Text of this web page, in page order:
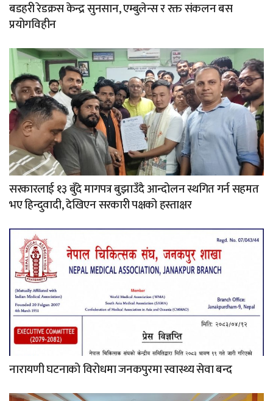
बडहरी रेडक्रस केन्द्र सुनसान, एम्बुलेन्स र रक्त संकलन बस
प्रयोगविहीन
सरकारलाई १३ बुँदे मागपत्र बुझाउँदै आन्दोलन स्थगित गर्न सहमत
भए हिन्दुवादी, देखिएन सरकारी पक्षको हस्ताक्षर
नारायणी घटनाको विरोधमा जनकपुरमा स्वास्थ्य सेवा बन्द